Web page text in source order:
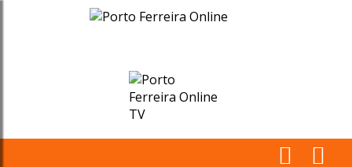
Feira
27/05/2026